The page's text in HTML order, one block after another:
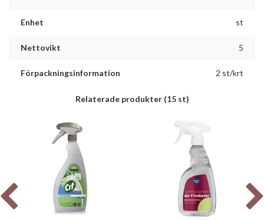
Enhet st
Nettovikt 5
Förpackningsinformation 2 st/krt
Relaterade produkter (15 st)